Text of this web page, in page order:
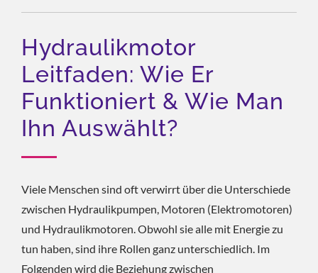
Alle Mit Energie Zu Tun
Haben, Sind Ihre Rollen Ganz
Unterschiedlich. Im
Folgenden Wird Die
Anderen Beiden
Komponenten Erklärt. Mit
Vielen Verfügbaren Optionen
Hydraulikmotor
Leitfaden: Wie Er
Funktioniert & Wie Man
Ihn Auswählt?
Viele Menschen sind oft verwirrt über die Unterschiede
zwischen Hydraulikpumpen, Motoren (Elektromotoren)
und Hydraulikmotoren. Obwohl sie alle mit Energie zu
tun haben, sind ihre Rollen ganz unterschiedlich. Im
Folgenden wird die Beziehung zwischen